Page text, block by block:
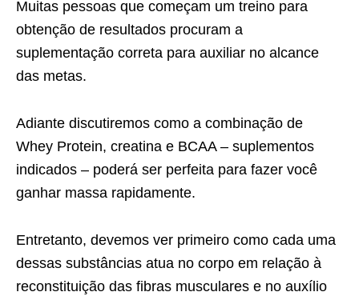
Muitas pessoas que começam um treino para
obtenção de resultados procuram a
suplementação correta para auxiliar no alcance
das metas.
Adiante discutiremos como a combinação de
Whey Protein, creatina e BCAA – suplementos
indicados – poderá ser perfeita para fazer você
ganhar massa rapidamente.
Entretanto, devemos ver primeiro como cada uma
dessas substâncias atua no corpo em relação à
reconstituição das fibras musculares e no auxílio